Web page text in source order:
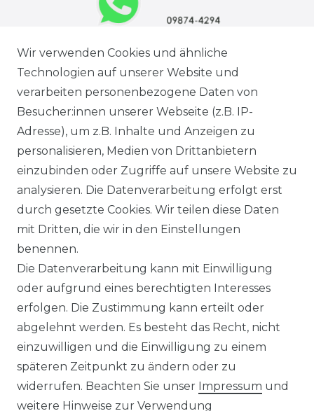
Ausgezeichneter Service
Versandbedingungen
14 Tage Rückgaberecht
Wir verwenden Cookies und ähnliche
Technologien auf unserer Website und
verarbeiten personenbezogene Daten von
Besucher:innen unserer Webseite (z.B. IP-
Adresse), um z.B. Inhalte und Anzeigen zu
personalisieren, Medien von Drittanbietern
einzubinden oder Zugriffe auf unsere Website zu
analysieren. Die Datenverarbeitung erfolgt erst
durch gesetzte Cookies. Wir teilen diese Daten
mit Dritten, die wir in den Einstellungen
benennen.
Die Datenverarbeitung kann mit Einwilligung
oder aufgrund eines berechtigten Interesses
erfolgen. Die Zustimmung kann erteilt oder
abgelehnt werden. Es besteht das Recht, nicht
einzuwilligen und die Einwilligung zu einem
späteren Zeitpunkt zu ändern oder zu
widerrufen. Beachten Sie unser Impressum und
weitere Hinweise zur Verwendung